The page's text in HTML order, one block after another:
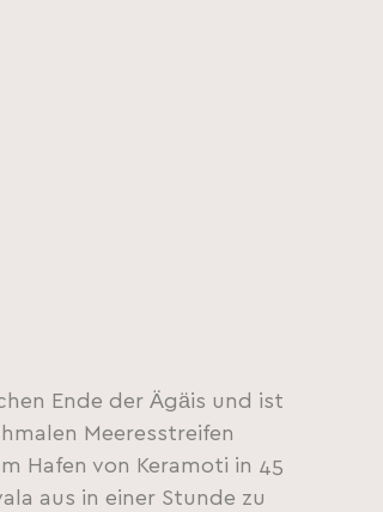
Ende der Ägäis und ist
Meeresstreifen
Hafen von Keramoti in 45
aus in einer Stunde zu